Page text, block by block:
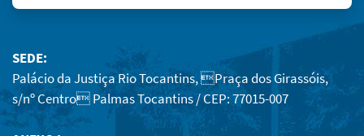
SEDE:
Palácio da Justiça Rio Tocantins, Praça dos Girassóis,
s/nº Centro Palmas Tocantins / CEP: 77015-007